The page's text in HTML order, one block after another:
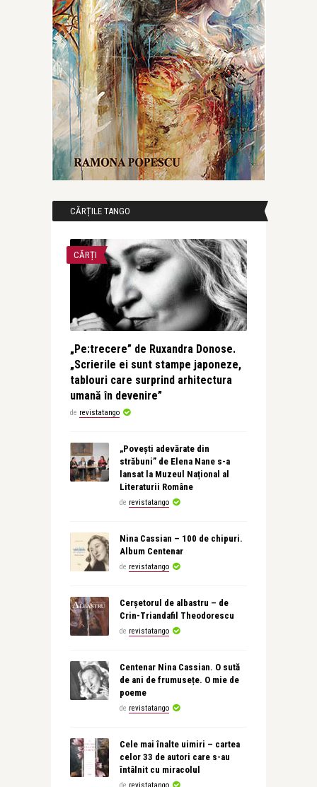
CĂRȚILE TANGO
CĂRȚI
„Pe:trecere” de Ruxandra Donose.
„Scrierile ei sunt stampe japoneze,
tablouri care surprind arhitectura
umană în devenire”
de revistatango
„Povești adevărate din
străbuni” de Elena Nane s-a
lansat la Muzeul Național al
Literaturii Române
de revistatango
Nina Cassian – 100 de chipuri.
Album Centenar
de revistatango
Cerșetorul de albastru – de
Crin-Triandafil Theodorescu
de revistatango
Centenar Nina Cassian. O sută
de ani de frumusețe. O mie de
poeme
de revistatango
Cele mai înalte uimiri – cartea
celor 33 de autori care s-au
întâlnit cu miracolul